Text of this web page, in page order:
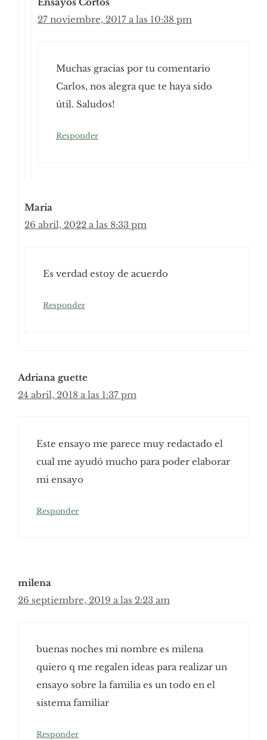
27 noviembre, 2017 a las 10:38 pm
Muchas gracias por tu comentario
Carlos, nos alegra que te haya sido
útil. Saludos!
Responder
Maria
26 abril, 2022 a las 8:33 pm
Es verdad estoy de acuerdo
Responder
Adriana guette
24 abril, 2018 a las 1:37 pm
Este ensayo me parece muy redactado el
cual me ayudó mucho para poder elaborar
mi ensayo
Responder
milena
26 septiembre, 2019 a las 2:23 am
buenas noches mi nombre es milena
quiero q me regalen ideas para realizar un
ensayo sobre la familia es un todo en el
sistema familiar
Responder